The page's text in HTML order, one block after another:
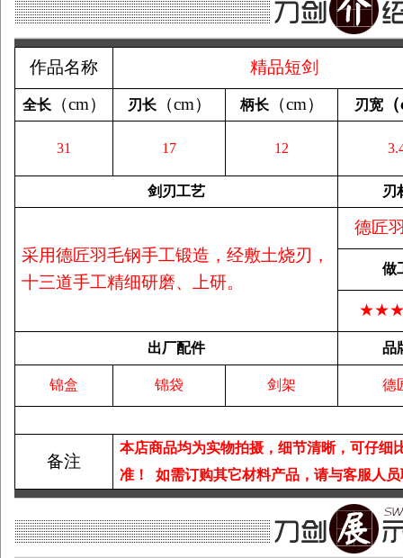
作品名称 精品短剑
全长（cm） 刃长（cm） 柄长（cm） 刃宽 （
31 17 12
剑刃工艺 刃
采用德匠羽毛钢手工锻造，经敷土烧刃，
十三道手工精细研磨、上研。
德匠
做
出厂配件 品
锦盒 锦袋 剑架 德
备注
本店商品均为实物拍摄，细节清晰，可仔细
准！
如需订购其它材料产品，请与客服人